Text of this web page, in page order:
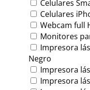
Celulares
Celulares
Webcam full
Monitores
Impresora
Negro
Impresora
Impresora